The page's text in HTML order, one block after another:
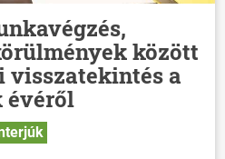
között
visszatekintés a
évéről